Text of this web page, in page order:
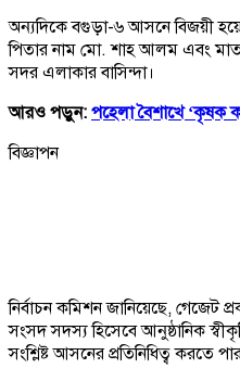
অন্যদিকে বগুড়া-৬ আসনে বিজয়ী
পিতার নাম মো. শাহ আলম এবং
সদর এলাকার বাসিন্দা।
আরও পড়ুন: পহেলা বৈশাখে ‘কৃষক
বিজ্ঞাপন
নির্বাচন কমিশন জানিয়েছে, গেজেট
সংসদ সদস্য হিসেবে আনুষ্ঠানিক
সংশ্লিষ্ট আসনের প্রতিনিধিত্ব করতে